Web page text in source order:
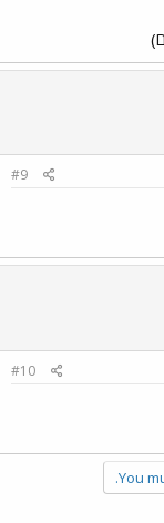
#9
#10
You